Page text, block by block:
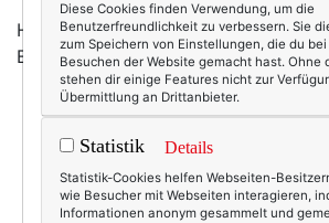
Hätte ich da zum Trost doch diese
Brosche gehabt - oder noch besser:
Diese Cookies finden Verwendung, um die
Benutzerfreundlichkeit zu verbessern. Sie
zum Speichern von Einstellungen, die du
Besuchen der Website gemacht hast. Ohne
stehen dir einige Features nicht zur
Übermittlung an Drittanbieter.
Statistik Details
Statistik-Cookies helfen Webseiten-
wie Besucher mit Webseiten interagieren,
Informationen anonym gesammelt und